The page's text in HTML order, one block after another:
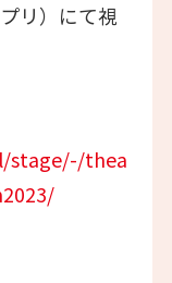
リ）にて視
stage/-/thea